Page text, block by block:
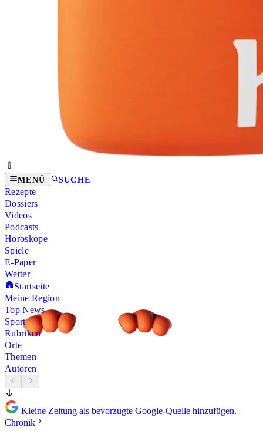
MENÜ SUCHE
Rezepte
Dossiers
Videos
Podcasts
Horoskope
Spiele
E-Paper
Wetter
Startseite
Meine Region
Top News
Sport
Rubriken
Orte
Themen
Autoren
Kleine Zeitung als bevorzugte Google-Quelle hinzufügen.
Chronik